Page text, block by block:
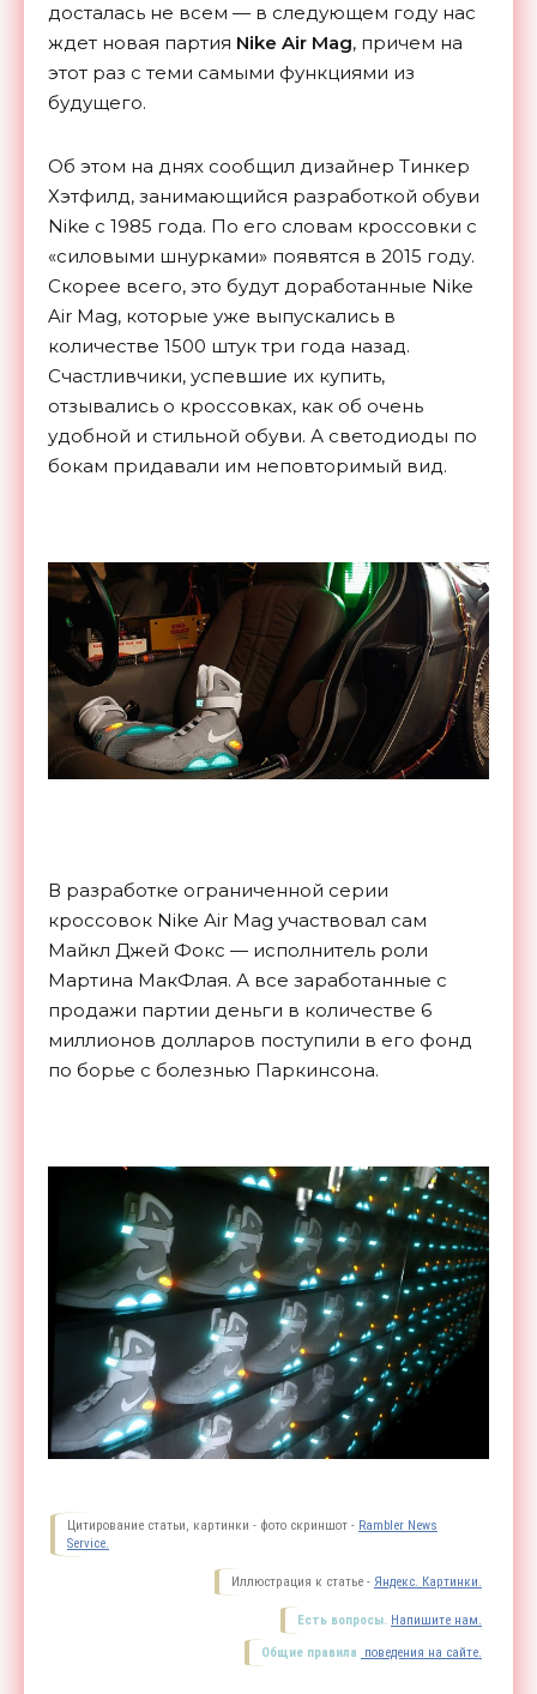
досталась не всем — в следующем году нас
ждет новая партия Nike Air Mag, причем на
этот раз с теми самыми функциями из
будущего.
Об этом на днях сообщил дизайнер Тинкер
Хэтфилд, занимающийся разработкой обуви
Nike с 1985 года. По его словам кроссовки с
«силовыми шнурками» появятся в 2015 году.
Скорее всего, это будут доработанные Nike
Air Mag, которые уже выпускались в
количестве 1500 штук три года назад.
Счастливчики, успевшие их купить,
отзывались о кроссовках, как об очень
удобной и стильной обуви. А светодиоды по
бокам придавали им неповторимый вид.
В разработке ограниченной серии
кроссовок Nike Air Mag участвовал сам
Майкл Джей Фокс — исполнитель роли
Мартина МакФлая. А все заработанные с
продажи партии деньги в количестве 6
миллионов долларов поступили в его фонд
по борье с болезнью Паркинсона.
Цитирование статьи, картинки - фото скриншот - Rambler News
Service.
Иллюстрация к статье - Яндекс. Картинки.
Есть вопросы. Напишите нам.
Общие правила поведения на сайте.